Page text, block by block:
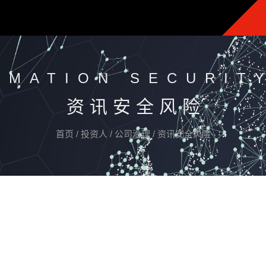
资讯安全风险
首页 / 投资人 / 公司治理 / 资讯安全风险